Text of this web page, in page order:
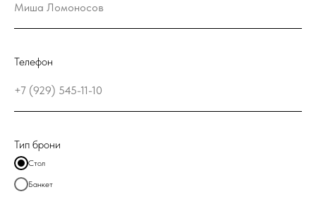
Телефон
Тип брони
Стол
Банкет